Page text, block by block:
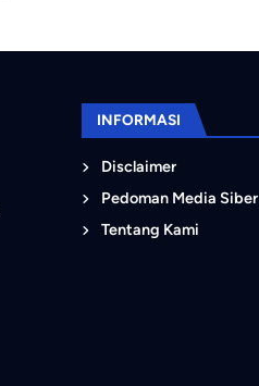
INFORMASI
Disclaimer
Pedoman Media Siber
Tentang Kami